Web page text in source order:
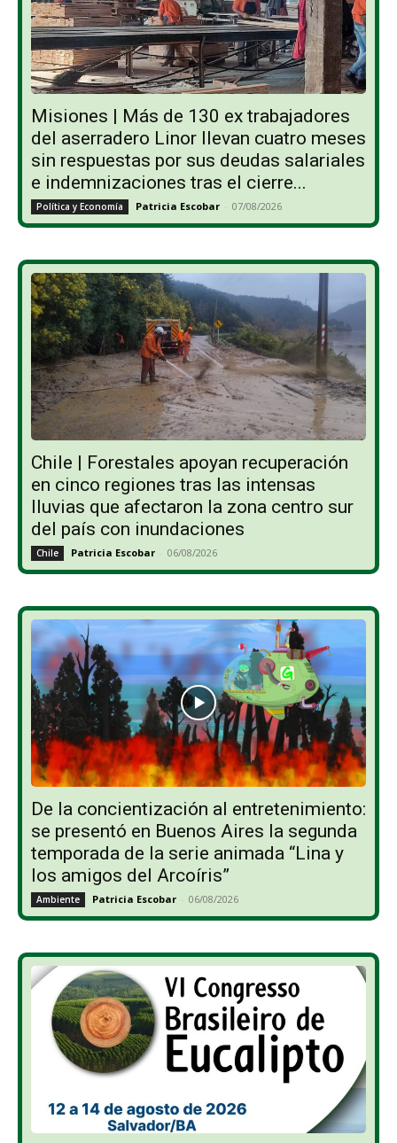
Misiones | Más de 130 ex trabajadores
del aserradero Linor llevan cuatro meses
sin respuestas por sus deudas salariales
e indemnizaciones tras el cierre...
Política y Economía Patricia Escobar - 07/08/2026
Chile | Forestales apoyan recuperación
en cinco regiones tras las intensas
lluvias que afectaron la zona centro sur
del país con inundaciones
Chile Patricia Escobar - 06/08/2026
De la concientización al entretenimiento:
se presentó en Buenos Aires la segunda
temporada de la serie animada “Lina y
los amigos del Arcoíris”
Ambiente Patricia Escobar - 06/08/2026